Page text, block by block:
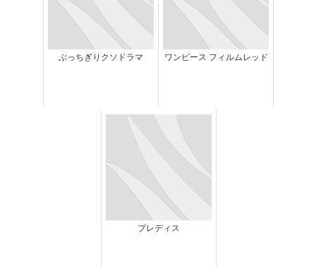
ぶっちぎりクソドラマ ワンピース フィルムレッド
プレディス